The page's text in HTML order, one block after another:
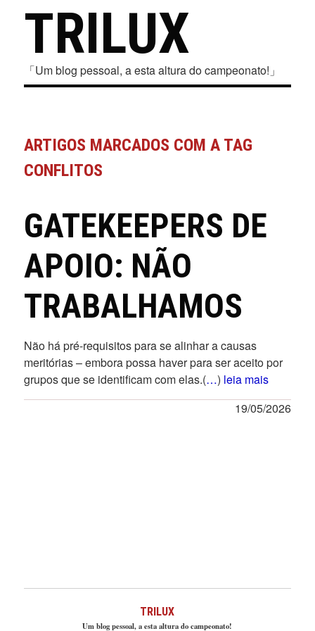
TRILUX
「Um blog pessoal, a esta altura do campeonato!」
ARTIGOS MARCADOS COM A TAG
CONFLITOS
GATEKEEPERS DE
APOIO: NÃO
TRABALHAMOS
Não há pré-requisitos para se alinhar a causas
meritórias – embora possa haver para ser aceito por
grupos que se identificam com elas.(…) leia mais
19/05/2026
TRILUX
Um blog pessoal, a esta altura do campeonato!